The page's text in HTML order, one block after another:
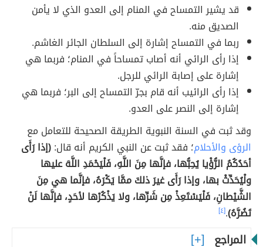
قد يشير التمساح في المنام إلى العدو الذي لا يأمن
الصديق منه.
ربما في التمساح إشارة إلى السلطان الجائر الغاشم.
إذا رأى الرائي أنه أصاب تمساحاً في المنام؛ فربما هي
إشارة على إصابة الرائي للرجل.
إذا رأى الرائيب أنه قام بجرّ التمساح إلى البر؛ فربما هي
إشارة إلى النصر على العدو.
وقد ثبت في السنة النبوية الطريقة الصحيحة للتعامل مع
الرؤى والأحلام؛ فقد ثبت عن النبي الكريم أنه قال:(إذا رَأَى
أحَدُكُمُ الرُّؤْيا يُحِبُّها، فإنَّها مِنَ اللَّهِ، فَلْيَحْمَدِ اللَّهَ عليها
ولْيُحَدِّثْ بها، وإذا رَأَى غيرَ ذلكَ ممَّا يَكْرَهُ، فإنَّما هي مِنَ
الشَّيْطانِ، فَلْيَسْتَعِذْ مِن شَرِّها، ولا يَذْكُرْها لأحَدٍ، فإنَّها لَنْ
تَضُرَّهُ).[٤]
المراجع